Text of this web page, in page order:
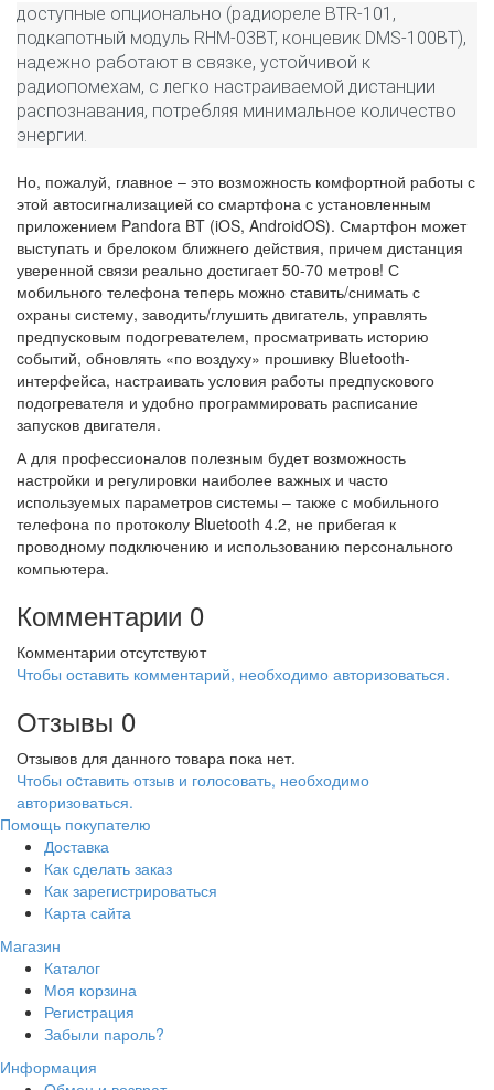
доступные опционально (радиореле BTR-101,
подкапотный модуль RHM-03BT, концевик DMS-100BT),
надежно работают в связке, устойчивой к
радиопомехам, с легко настраиваемой дистанции
распознавания, потребляя минимальное количество
энергии.
Но, пожалуй, главное – это возможность комфортной работы с
этой автосигнализацией со смартфона с установленным
приложением Pandora BT (iOS, AndroidOS). Смартфон может
выступать и брелоком ближнего действия, причем дистанция
уверенной связи реально достигает 50-70 метров! С
мобильного телефона теперь можно ставить/снимать с
охраны систему, заводить/глушить двигатель, управлять
предпусковым подогревателем, просматривать историю
cобытий, обновлять «по воздуху» прошивку Bluetooth-
интерфейса, настраивать условия работы предпускового
подогревателя и удобно программировать расписание
запусков двигателя.
А для профессионалов полезным будет возможность
настройки и регулировки наиболее важных и часто
используемых параметров системы – также с мобильного
телефона по протоколу Bluetooth 4.2, не прибегая к
проводному подключению и использованию персонального
компьютера.
Комментарии 0
Комментарии отсутствуют
Чтобы оставить комментарий, необходимо авторизоваться.
Отзывы 0
Отзывов для данного товара пока нет.
Чтобы оcтавить отзыв и голосовать, необходимо
авторизоваться.
Помощь покупателю
Доставка
Как сделать заказ
Как зарегистрироваться
Карта сайта
Магазин
Каталог
Моя корзина
Регистрация
Забыли пароль?
Информация